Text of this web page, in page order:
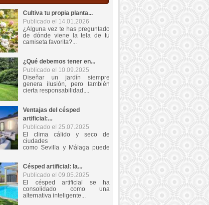
Cultiva tu propia planta...
Publicado el 14.01.2026
¿Alguna vez te has preguntado
de dónde viene la tela de tu
camiseta favorita?...
¿Qué debemos tener en...
Publicado el 10.09.2025
Diseñar un jardín siempre
genera ilusión, pero también
cierta responsabilidad,...
Ventajas del césped
artificial:...
Publicado el 25.07.2025
El clima cálido y seco de
ciudades
como Sevilla y Málaga puede
Césped artificial: la...
Publicado el 09.05.2025
El césped artificial se ha
consolidado como una
alternativa inteligente...